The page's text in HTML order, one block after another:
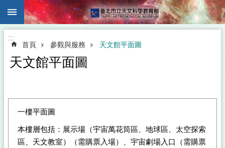
跳到主要內容區塊
:::
首頁 參觀與服務 天文館平面圖
天文館平面圖
一樓平面圖
本樓層包括：展示場（宇宙萬花筒區、地球區、太空探索
區、天文教室）（需購票入場）、宇宙劇場入口（需購票